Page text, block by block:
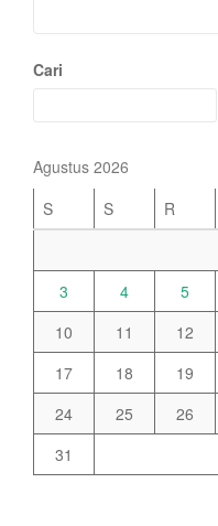
Cari
Agustus 2026
S
S R
3
4 5
10
11 12
17
18 19
24
25 26
31